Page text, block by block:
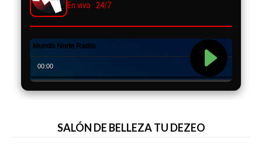
En vivo · 24/7
SALÓN DE BELLEZA TU DEZEO